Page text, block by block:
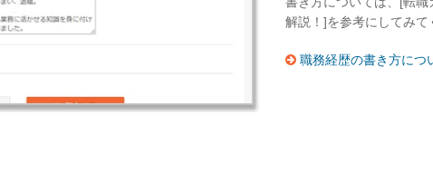
解説！]を参考にしてみて
職務経歴の書き方につ